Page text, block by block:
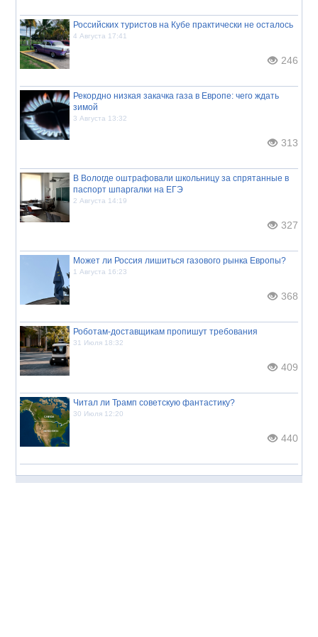
Российских туристов на Кубе практически не осталось
4 Августа 17:41
246
Рекордно низкая закачка газа в Европе: чего ждать
зимой
3 Августа 13:32
313
В Вологде оштрафовали школьницу за спрятанные в
паспорт шпаргалки на ЕГЭ
2 Августа 14:19
327
Может ли Россия лишиться газового рынка Европы?
1 Августа 16:23
368
Роботам-доставщикам пропишут требования
31 Июля 18:32
409
Читал ли Трамп советскую фантастику?
30 Июля 12:20
440